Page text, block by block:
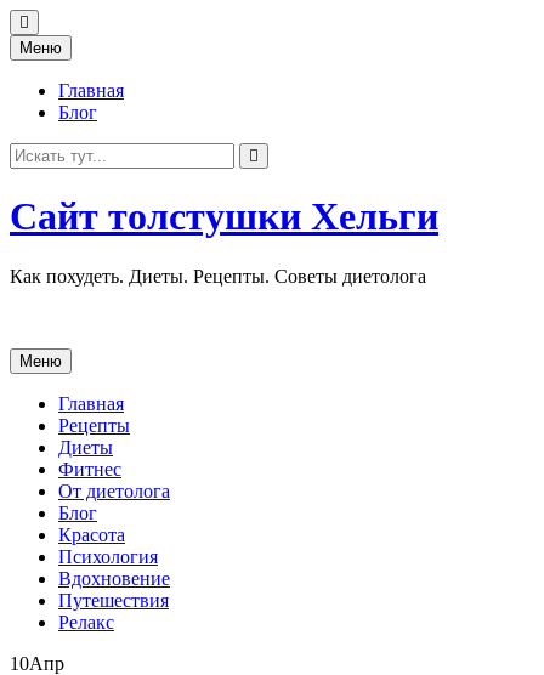
Меню Перейти
к
содержанию
Главная
Блог
Искать:
Сайт толстушки Хельги
Как похудеть. Диеты. Рецепты. Советы диетолога
Меню Перейти
к
содержанию
Главная
Рецепты
Диеты
Фитнес
От диетолога
Блог
Красота
Психология
Вдохновение
Путешествия
Релакс
10Апр